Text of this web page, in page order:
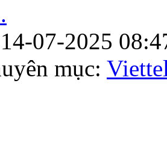
07-2025
mục: